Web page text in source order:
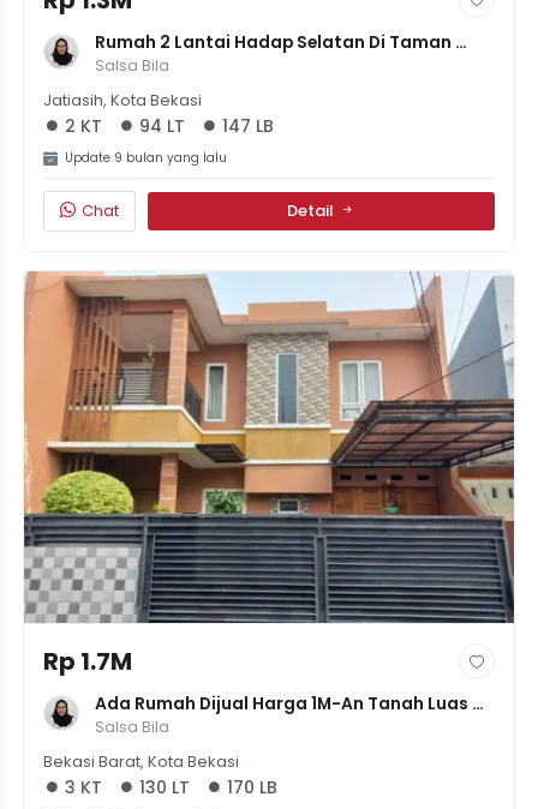
Rumah 2 Lantai Hadap Selatan Di Taman
Cikas Pekayon Jaya, Siap Huni, Harga 1.25M
Salsa Bila
Jatiasih, Kota Bekasi
2 KT 94 LT 147 LB
Update 9 bulan yang lalu
Chat Detail
Rp 1.7M
Ada Rumah Dijual Harga 1M-An Tanah Luas
SHM Di Bintara Kota Bekasi
Salsa Bila
Bekasi Barat, Kota Bekasi
3 KT 130 LT 170 LB